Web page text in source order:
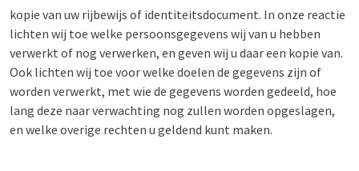
kopie van uw rijbewijs of identiteitsdocument. In onze reactie
lichten wij toe welke persoonsgegevens wij van u hebben
verwerkt of nog verwerken, en geven wij u daar een kopie van.
Ook lichten wij toe voor welke doelen de gegevens zijn of
worden verwerkt, met wie de gegevens worden gedeeld, hoe
lang deze naar verwachting nog zullen worden opgeslagen,
en welke overige rechten u geldend kunt maken.